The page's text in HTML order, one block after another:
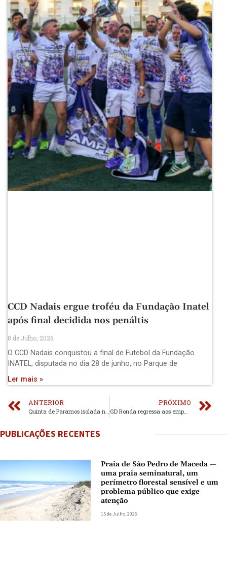
CCD Nadais ergue troféu da Fundação Inatel
após final decidida nos penáltis
8 de Julho, 2026
O CCD Nadais conquistou a final de Futebol da Fundação
INATEL, disputada no dia 28 de junho, no Parque de
Ler mais »
ANTERIOR
Quinta de Paramos isolada no primeiro lugar
PRÓXIMO
GD Ronda regressa aos empates
PUBLICAÇÕES RECENTES
Praia de São Pedro de Maceda —
uma praia seminatural, um
perímetro florestal sensível e um
problema público que exige
atenção
15 de Julho, 2026